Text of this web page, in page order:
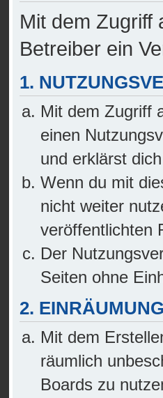
Mit dem Zugriff
Betreiber ein
1.
Mit dem Zugriff
einen
und erklärst
Wenn du mit
nicht weiter
veröffentlichten
Der
Seiten ohne
2.
Mit dem
räumlich
Boards zu